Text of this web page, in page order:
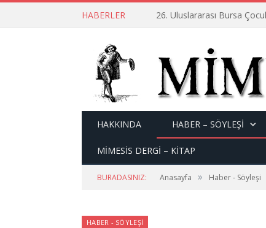
HABERLER 26. Uluslararası Bursa
HAKKINDA HABER – SÖYLEŞI
MİMESİS DERGİ – KİTAP
BURADASINIZ: Anasayfa » Haber - Söyleşi
HABER - SÖYLEŞI